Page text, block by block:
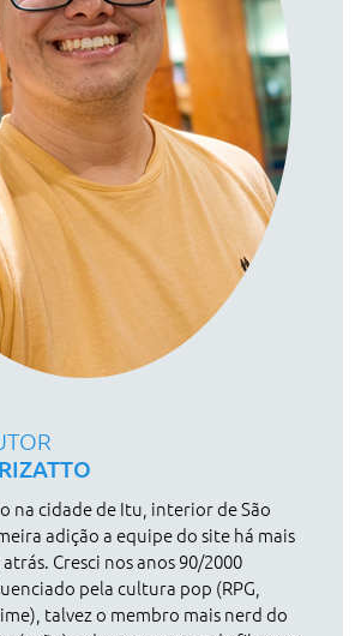
na cidade de Itu, interior de São
adição a equipe do site há mais
Cresci nos anos 90/2000
pela cultura pop (RPG,
talvez o membro mais nerd do